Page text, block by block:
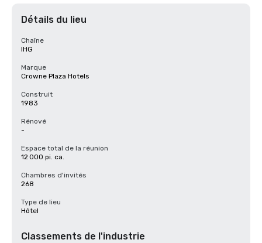
Détails du lieu
Chaîne
IHG
Marque
Crowne Plaza Hotels
Construit
1983
Rénové
-
Espace total de la réunion
12 000 pi. ca.
Chambres d'invités
268
Type de lieu
Hôtel
Classements de l'industrie